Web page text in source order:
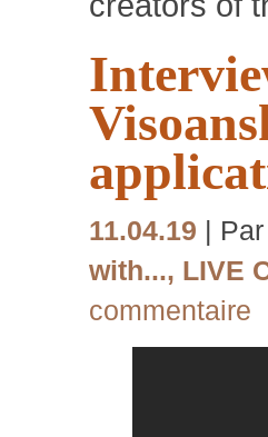
11.04.19 | Par
with..., LIVE
commentaire